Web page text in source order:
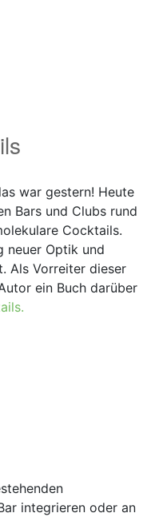
war gestern! Heute
Bars und Clubs rund
Cocktails.
neuer Optik und
Als Vorreiter dieser
ein Buch darüber
integrieren oder an